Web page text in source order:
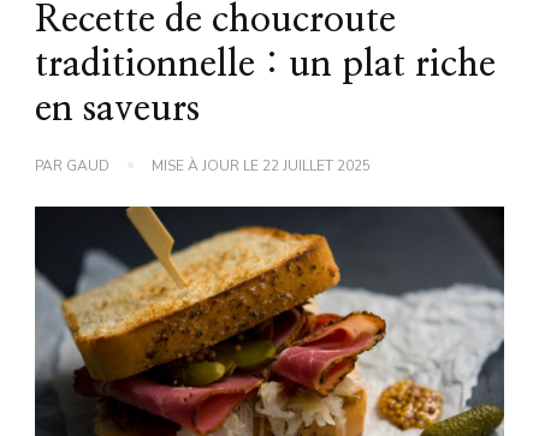
Recette de choucroute
traditionnelle : un plat riche
en saveurs
PAR GAUD MISE À JOUR LE 22 JUILLET 2025